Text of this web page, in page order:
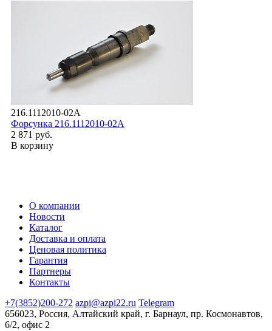
216.1112010-02А
Форсунка 216.1112010-02А
2 871 руб.
В корзину
О компании
Новости
Каталог
Доставка и оплата
Ценовая политика
Гарантия
Партнеры
Контакты
+7(3852)200-272 azpi@azpi22.ru Telegram
656023, Россия, Алтайский край, г. Барнаул, пр. Космонавтов,
6/2, офис 2